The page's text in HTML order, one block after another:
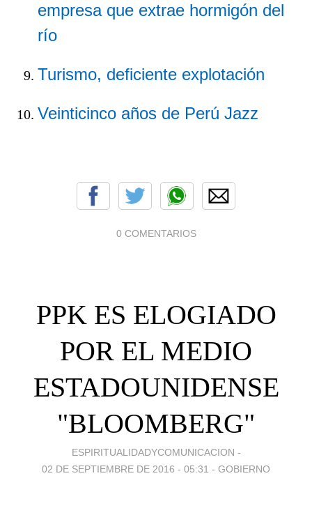
empresa que extrae hormigón del
río
Turismo, deficiente explotación
Veinticinco años de Perú Jazz
0 COMENTARIOS
PPK ES ELOGIADO
POR EL MEDIO
ESTADOUNIDENSE
"BLOOMBERG"
ESPIRITUALIDADYCOMUNICACION -
02 DE SEPTIEMBRE DE 2016 - 05:31 - GOBIERNO